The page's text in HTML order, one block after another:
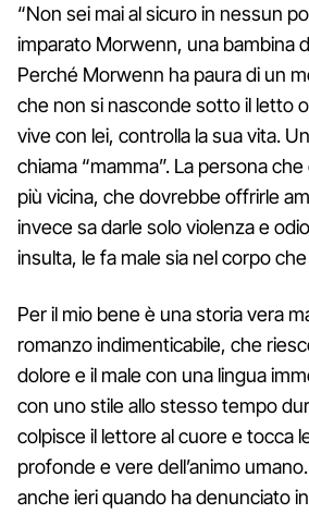
“Non sei mai al sicuro in nessun
imparato Morwenn, una bambina
Perché Morwenn ha paura di un
che non si nasconde sotto il letto
vive con lei, controlla la sua vita.
chiama “mamma”. La persona
più vicina, che dovrebbe offrirle
invece sa darle solo violenza e
insulta, le fa male sia nel corpo che
Per il mio bene è una storia vera
romanzo indimenticabile, che
dolore e il male con una lingua
con uno stile allo stesso tempo
colpisce il lettore al cuore e tocca
profonde e vere dell’animo
anche ieri quando ha denunciato